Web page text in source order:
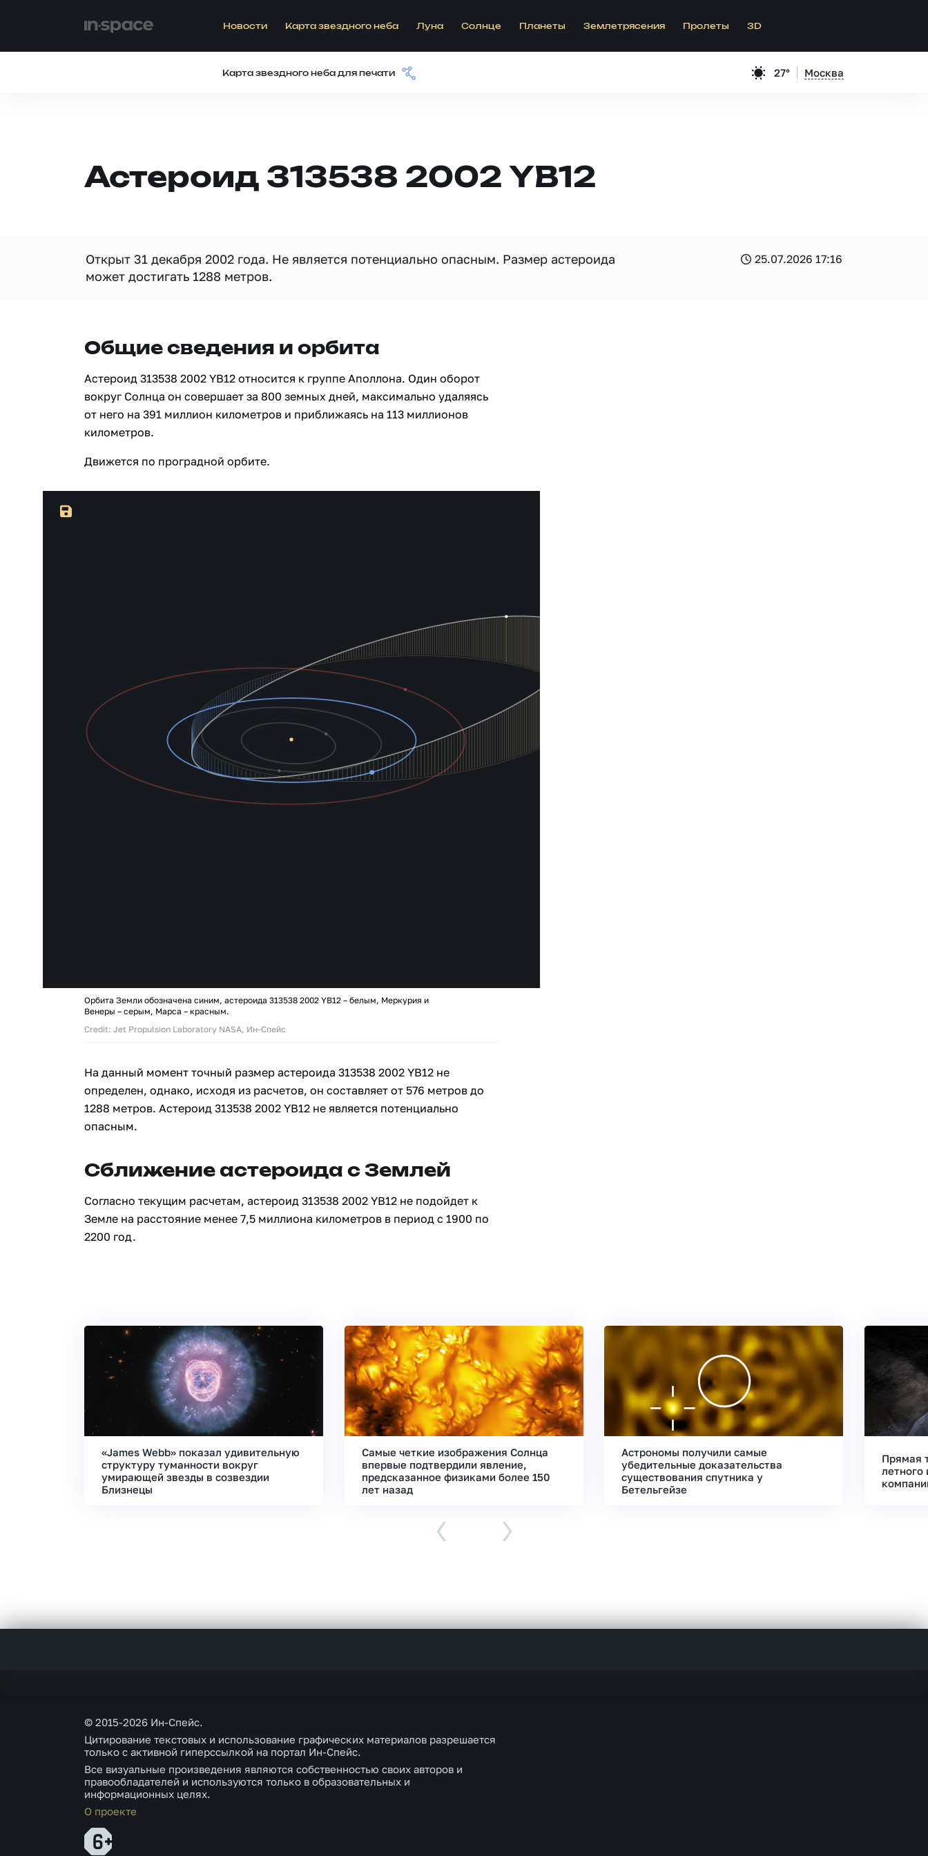
Новости Карта звездного неба Луна Солнце Планеты Землетрясения Пролеты 3D
Карта звездного неба для печати 27° Москва
Астероид 313538 2002 YB12
Открыт 31 декабря 2002 года. Не является потенциально опасным. Размер астероида
может достигать 1288 метров.
25.07.2026 17:16
Общие сведения и орбита
Астероид 313538 2002 YB12 относится к группе Аполлона. Один оборот
вокруг Солнца он совершает за 800 земных дней, максимально удаляясь
от него на 391 миллион километров и приближаясь на 113 миллионов
километров.
Движется по проградной орбите.
Орбита Земли обозначена синим, астероида 313538 2002 YB12 – белым, Меркурия и
Венеры – серым, Марса – красным.
Credit: Jet Propulsion Laboratory NASA, Ин-Спейс
На данный момент точный размер астероида 313538 2002 YB12 не
определен, однако, исходя из расчетов, он составляет от 576 метров до
1288 метров. Астероид 313538 2002 YB12 не является потенциально
опасным.
Сближение астероида с Землей
Согласно текущим расчетам, астероид 313538 2002 YB12 не подойдет к
Земле на расстояние менее 7,5 миллиона километров в период с 1900 по
2200 год.
«James Webb» показал удивительную
структуру туманности вокруг
умирающей звезды в созвездии
Близнецы
Самые четкие изображения Солнца
впервые подтвердили явление,
предсказанное физиками более 150
лет назад
Астрономы получили самые
убедительные доказательства
существования спутника у
Бетельгейзе
Прямая
летного
‹ ›
© 2015-2026 Ин-Спейс.
Цитирование текстовых и использование графических материалов разрешается
только с активной гиперссылкой на портал Ин-Спейс.
Все визуальные произведения являются собственностью своих авторов и
правообладателей и используются только в образовательных и
информационных целях.
О проекте